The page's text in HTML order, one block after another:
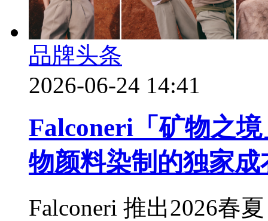
品牌头条
2026-06-24 14:41
Falconeri「矿物之
物颜料染制的独家成
Falconeri 推出2026春